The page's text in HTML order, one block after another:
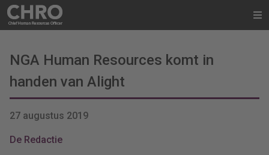
NGA Human Resources komt in
handen van Alight
27 augustus 2019
De Redactie